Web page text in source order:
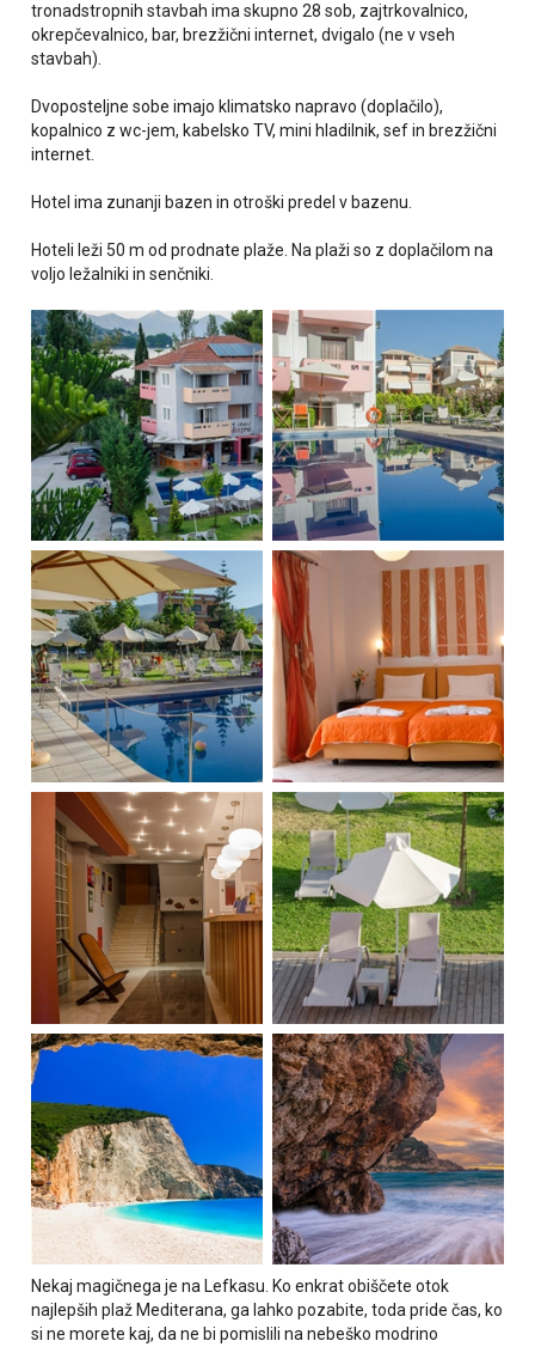
tronadstropnih stavbah ima skupno 28 sob, zajtrkovalnico,
okrepčevalnico, bar, brezžični internet, dvigalo (ne v vseh
stavbah).
Dvoposteljne sobe imajo klimatsko napravo (doplačilo),
kopalnico z wc-jem, kabelsko TV, mini hladilnik, sef in brezžični
internet.
Hotel ima zunanji bazen in otroški predel v bazenu.
Hoteli leži 50 m od prodnate plaže. Na plaži so z doplačilom na
voljo ležalniki in senčniki.
Nekaj magičnega je na Lefkasu. Ko enkrat obiščete otok
najlepših plaž Mediterana, ga lahko pozabite, toda pride čas, ko
si ne morete kaj, da ne bi pomislili na nebeško modrino